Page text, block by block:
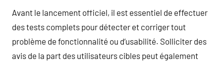
Avant le lancement officiel, il est essentiel de effectuer
des tests complets pour détecter et corriger tout
problème de fonctionnalité ou d’usabilité. Solliciter des
avis de la part des utilisateurs cibles peut également